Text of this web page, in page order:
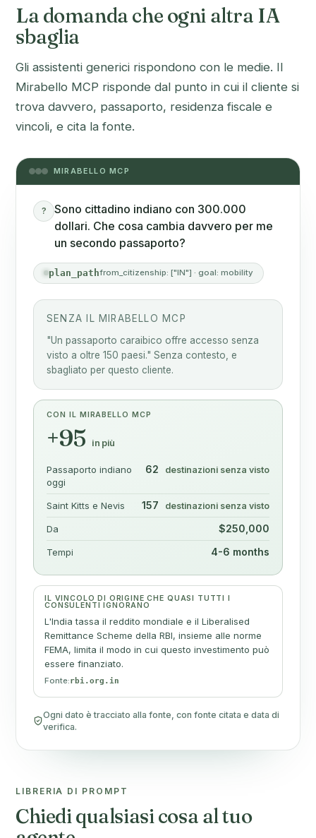
La domanda che ogni altra IA
sbaglia
Gli assistenti generici rispondono con le medie. Il
Mirabello MCP risponde dal punto in cui il cliente si
trova davvero, passaporto, residenza fiscale e
vincoli, e cita la fonte.
MIRABELLO MCP
?
Sono cittadino indiano con 300.000
dollari. Che cosa cambia davvero per me
un secondo passaporto?
plan_pathfrom_citizenship: ["IN"] · goal: mobility
SENZA IL MIRABELLO MCP
"Un passaporto caraibico offre accesso senza
visto a oltre 150 paesi." Senza contesto, e
sbagliato per questo cliente.
CON IL MIRABELLO MCP
+95 in più
Passaporto indiano
oggi
62 destinazioni senza visto
Saint Kitts e Nevis 157 destinazioni senza visto
Da $250,000
Tempi 4-6 months
IL VINCOLO DI ORIGINE CHE QUASI TUTTI I
CONSULENTI IGNORANO
L'India tassa il reddito mondiale e il Liberalised
Remittance Scheme della RBI, insieme alle norme
FEMA, limita il modo in cui questo investimento può
essere finanziato.
Fonte:rbi.org.in
Ogni dato è tracciato alla fonte, con fonte citata e data di
verifica.
LIBRERIA DI PROMPT
Chiedi qualsiasi cosa al tuo